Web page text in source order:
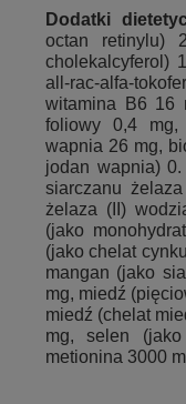
Dodatki
octan retinylu)
cholekalcyferol)
all-rac-alfa-
witamina B6 16
foliowy 0,4 mg,
wapnia 26 mg,
jodan wapnia)
siarczanu
żelaza (II)
(jako
(jako chelat
mangan (jako
mg, miedź
miedź (chelat
mg, selen
metionina 3000